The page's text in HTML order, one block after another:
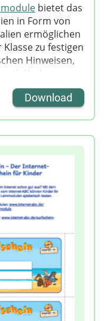
bietet das
in Form von
ermöglichen
zu festigen
Hinweisen,
das
Elternbriefe als
Download